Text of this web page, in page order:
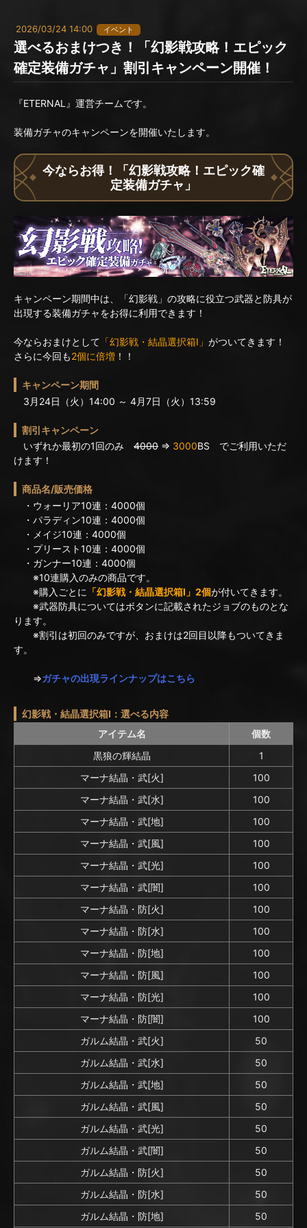
2026/03/24 14:00 イベント
選べるおまけつき！「幻影戦攻略！エピック
確定装備ガチャ」割引キャンペーン開催！
『ETERNAL』運営チームです。
装備ガチャのキャンペーンを開催いたします。
今ならお得！「幻影戦攻略！エピック確
定装備ガチャ」
キャンペーン期間中は、「幻影戦」の攻略に役立つ武器と防具が
出現する装備ガチャをお得に利用できます！
今ならおまけとして 「幻影戦・結晶選択箱I」 がついてきます！
さらに今回も2個に倍増 ！！
キャンペーン期間
3月24日（火）14:00 ～ 4月7日（火）13:59
割引キャンペーン
いずれか最初の1回のみ 4000 ⇒ 3000BS でご利用いただ
けます！
商品名/販売価格
・ウォーリア10連：4000個
・パラディン10連：4000個
・メイジ10連：4000個
・プリースト10連：4000個
・ガンナー10連：4000個
※10連購入のみの商品です。
※購入ごとに 「幻影戦・結晶選択箱I」2個が付いてきます。
※武器防具についてはボタンに記載されたジョブのものとな
ります。
※割引は初回のみですが、おまけは2回目以降もついてきま
す。
⇒ガチャの出現ラインナップはこちら
幻影戦・結晶選択箱I：選べる内容
アイテム名
個数
黒狼の輝結晶
1
マーナ結晶・武[火]
100
マーナ結晶・武[水]
100
マーナ結晶・武[地]
100
マーナ結晶・武[風]
100
マーナ結晶・武[光]
100
マーナ結晶・武[闇]
100
マーナ結晶・防[火]
100
マーナ結晶・防[水]
100
マーナ結晶・防[地]
100
マーナ結晶・防[風]
100
マーナ結晶・防[光]
100
マーナ結晶・防[闇]
100
ガルム結晶・武[火]
50
ガルム結晶・武[水]
50
ガルム結晶・武[地]
50
ガルム結晶・武[風]
50
ガルム結晶・武[光]
50
ガルム結晶・武[闇]
50
ガルム結晶・防[火]
50
ガルム結晶・防[水]
50
ガルム結晶・防[地]
50